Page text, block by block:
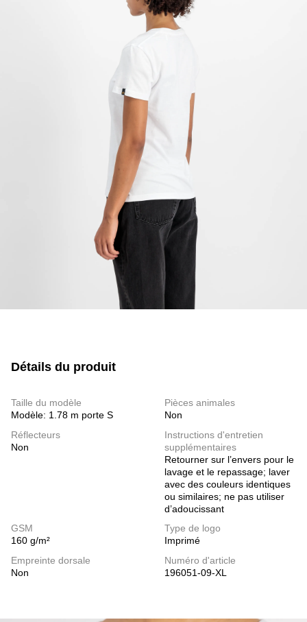
Détails du produit
Taille du modèle
Modèle: 1.78 m porte S
Pièces animales
Non
Réflecteurs
Non
Instructions d'entretien
supplémentaires
Retourner sur l’envers pour le
lavage et le repassage; laver
avec des couleurs identiques
ou similaires; ne pas utiliser
d’adoucissant
GSM
160 g/m²
Type de logo
Imprimé
Empreinte dorsale
Non
Numéro d'article
196051-09-XL